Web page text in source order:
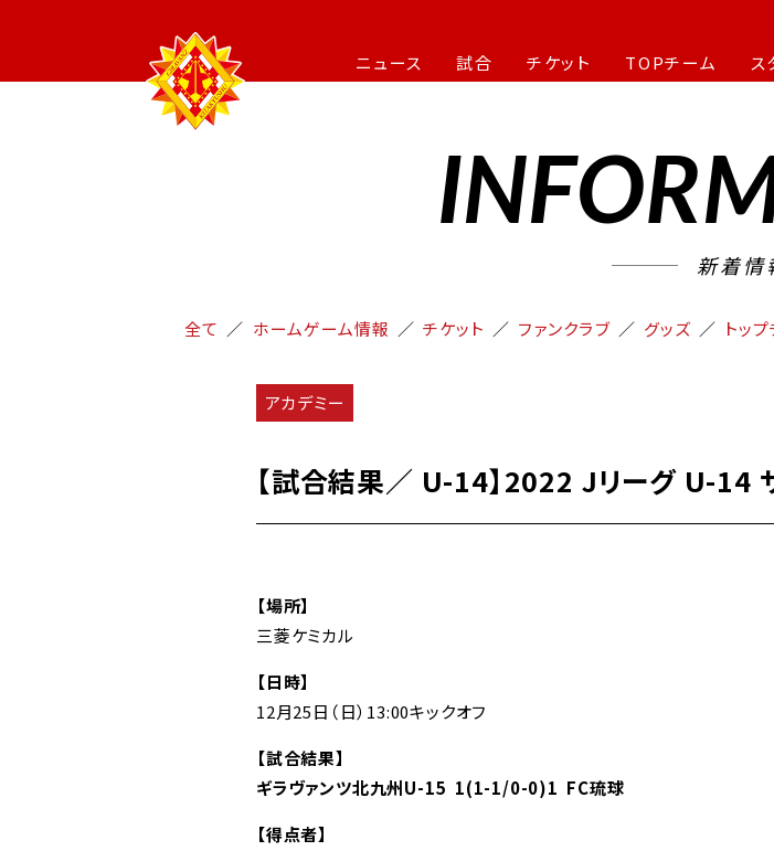
ニュース 試合 チケット TOPチーム ス
新着情
全て ホームゲーム情報 チケット ファンクラブ グッズ トッ
アカデミー
【試合結果／ U-14】2022 Jリーグ U-14
【場所】
三菱ケミカル
【日時】
12月25日（日）13:00キックオフ
【試合結果】
ギラヴァンツ北九州U-15 1(1-1/0-0)1 FC琉球
【得点者】